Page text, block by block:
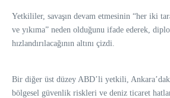
Yetkililer, savaşın devam etmesinin “her iki
ve yıkıma” neden olduğunu ifade ederek,
hızlandırılacağının altını çizdi.
Bir diğer üst düzey ABD’li yetkili,
bölgesel güvenlik riskleri ve deniz ticaret